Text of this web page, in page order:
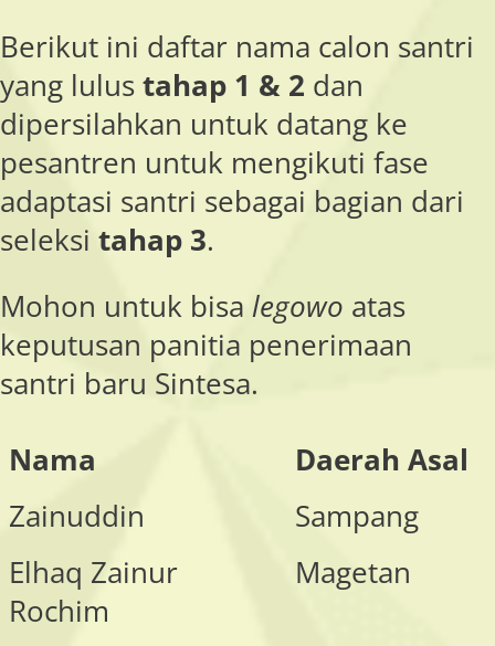
Berikut ini daftar nama calon santri
yang lulus tahap 1 & 2 dan
dipersilahkan untuk datang ke
pesantren untuk mengikuti fase
adaptasi santri sebagai bagian dari
seleksi tahap 3.
Mohon untuk bisa legowo atas
keputusan panitia penerimaan
santri baru Sintesa.
Nama
Daerah Asal
Zainuddin
Sampang
Elhaq Zainur
Rochim
Magetan